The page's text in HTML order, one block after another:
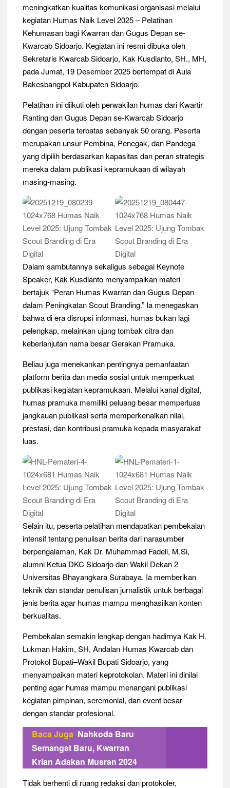
Gemuruh Semangat di Pangkalan SMP YPM 1 Taman: Saat
Kompetisi Mencetak Karakter dan Merajut Generasi di PSCC
Perkuat Kepemimpinan dan Demokrasi, Kwarran Jabon Gelar
Dianpinsa serta Musppanitera 2026
Sistem Kerja Industri Lewat KPDA
Keprotokoleran
Tumbuhkan Ceria dan Karakter Sejak Dini, 704 Pramuka
Siaga Ramaikan Pesta Siaga Kwarran Prambon 2026
Ceria Bersama Pramuka Siaga: Membangun Generasi Tangguh
dan Berkarakter
Karena Karakter Tidak Dibentuk di Ruang Nyaman, LT-1
SDN Pagerwojo Hadir Menempa Ketangguhan
Gelar Musppanitera 2026, Kwarran Taman Cetak Pemimpin
Baru dan Perkuat Kolaborasi Lintas Pangkalan
Ajang Kompetensi Antar Ambalan II SMKN 2 Buduran 2026
Diwarnai Penampilan Tari Kreasi Berselendang
Musran X Kwarran Jabon Jadi Titik Awal Kebangkitan
Pramuka yang Lebih Inovatif dan Progresif
Peringanti Momentum Hardiknas, Kwarran Sedati Gelar Rapat
meningkatkan kualitas komunikasi organisasi melalui
kegiatan Humas Naik Level 2025 – Pelatihan
Kehumasan bagi Kwarran dan Gugus Depan se-
Kwarcab Sidoarjo. Kegiatan ini resmi dibuka oleh
Sekretaris Kwarcab Sidoarjo, Kak Kusdianto, SH., MH,
pada Jumat, 19 Desember 2025 bertempat di Aula
Bakesbangpol Kabupaten Sidoarjo.
Pelatihan ini diikuti oleh perwakilan humas dari Kwartir
Ranting dan Gugus Depan se-Kwarcab Sidoarjo
dengan peserta terbatas sebanyak 50 orang. Peserta
merupakan unsur Pembina, Penegak, dan Pandega
yang dipilih berdasarkan kapasitas dan peran strategis
mereka dalam publikasi kepramukaan di wilayah
masing-masing.
Dalam sambutannya sekaligus sebagai Keynote
Speaker, Kak Kusdianto menyampaikan materi
bertajuk “Peran Humas Kwarran dan Gugus Depan
dalam Peningkatan Scout Branding.” Ia menegaskan
bahwa di era disrupsi informasi, humas bukan lagi
pelengkap, melainkan ujung tombak citra dan
keberlanjutan nama besar Gerakan Pramuka.
Beliau juga menekankan pentingnya pemanfaatan
platform berita dan media sosial untuk memperkuat
publikasi kegiatan kepramukaan. Melalui kanal digital,
humas pramuka memiliki peluang besar memperluas
jangkauan publikasi serta memperkenalkan nilai,
prestasi, dan kontribusi pramuka kepada masyarakat
luas.
Selain itu, peserta pelatihan mendapatkan pembekalan
intensif tentang penulisan berita dari narasumber
berpengalaman, Kak Dr. Muhammad Fadeli, M.Si,
alumni Ketua DKC Sidoarjo dan Wakil Dekan 2
Universitas Bhayangkara Surabaya. Ia memberikan
teknik dan standar penulisan jurnalistik untuk berbagai
jenis berita agar humas mampu menghasilkan konten
berkualitas.
Pembekalan semakin lengkap dengan hadirnya Kak H.
Lukman Hakim, SH, Andalan Humas Kwarcab dan
Protokol Bupati–Wakil Bupati Sidoarjo, yang
menyampaikan materi keprotokolan. Materi ini dinilai
penting agar humas mampu menangani publikasi
kegiatan pimpinan, seremonial, dan event besar
dengan standar profesional.
Baca Juga Nahkoda Baru
Semangat Baru, Kwarran
Krian Adakan Musran 2024
Tidak berhenti di ruang redaksi dan protokoler,